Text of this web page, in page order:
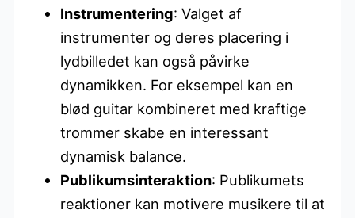
Instrumentering: Valget af
instrumenter og deres placering i
lydbilledet kan også påvirke
dynamikken. For eksempel kan en
blød guitar kombineret med kraftige
trommer skabe en interessant
dynamisk balance.
Publikumsinteraktion: Publikumets
reaktioner kan motivere musikere til at